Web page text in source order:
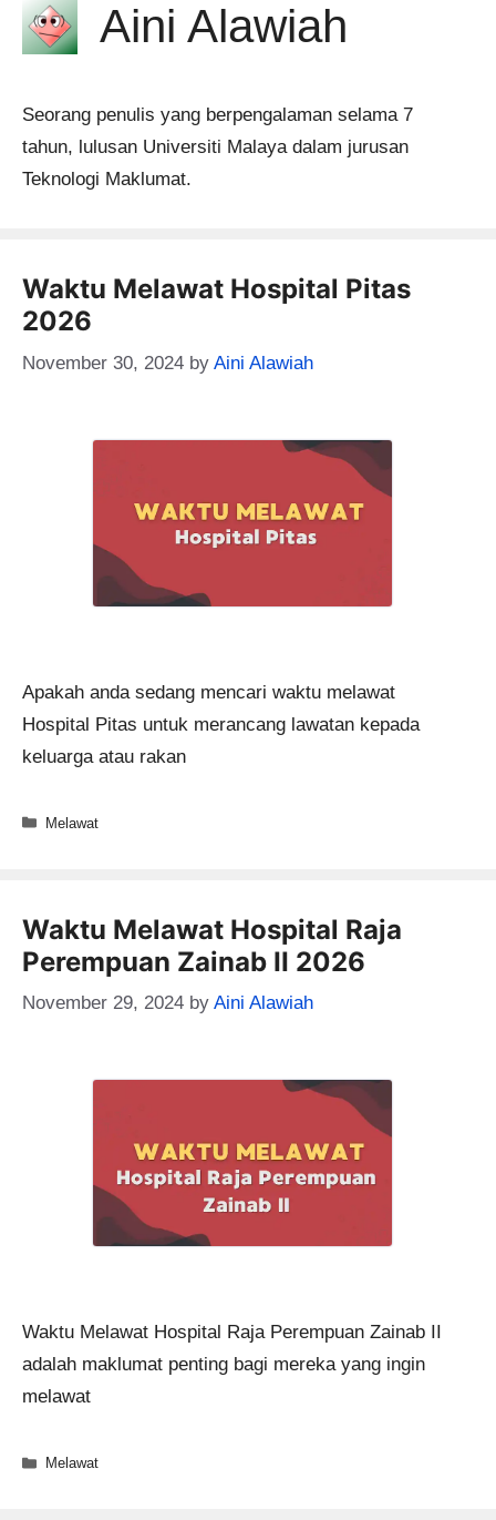
Aini Alawiah
Seorang penulis yang berpengalaman selama 7
tahun, lulusan Universiti Malaya dalam jurusan
Teknologi Maklumat.
Waktu Melawat Hospital Pitas
2026
November 30, 2024 by Aini Alawiah
Apakah anda sedang mencari waktu melawat
Hospital Pitas untuk merancang lawatan kepada
keluarga atau rakan
Categories
Melawat
Waktu Melawat Hospital Raja
Perempuan Zainab II 2026
November 29, 2024 by Aini Alawiah
Waktu Melawat Hospital Raja Perempuan Zainab II
adalah maklumat penting bagi mereka yang ingin
melawat
Categories
Melawat